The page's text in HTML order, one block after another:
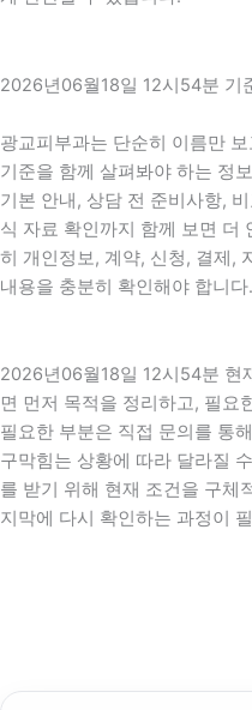
2026년06월18일 12시54분 기
광교피부과는 단순히 이름만
기준을 함께 살펴봐야 하는 정
기본 안내, 상담 전 준비사항,
식 자료 확인까지 함께 보면 더
히 개인정보, 계약, 신청, 결제,
내용을 충분히 확인해야 합니다.
2026년06월18일 12시54분 현
면 먼저 목적을 정리하고, 필요
필요한 부분은 직접 문의를 통
구막힘는 상황에 따라 달라질
를 받기 위해 현재 조건을 구체
지막에 다시 확인하는 과정이